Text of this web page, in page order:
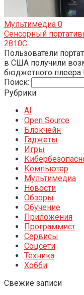
Мультимедиа 0
Сенсорный
2810C
Пользователи
в США получили
бюджетного плеера
Поиск:
Рубрики
AI
Open Source
Блокчейн
Гаджеты
Игры
Компьютер
Мультимедиа
Новости
Обзоры
Обучение
Приложения
Программист
Сервисы
Соцсети
Техника
Хобби
Свежие записи